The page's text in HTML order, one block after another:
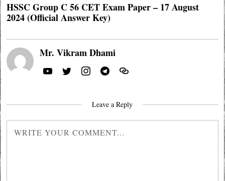
HSSC Group C 56 CET Exam Paper – 17 August
2024 (Official Answer Key)
Mr. Vikram Dhami
Leave a Reply